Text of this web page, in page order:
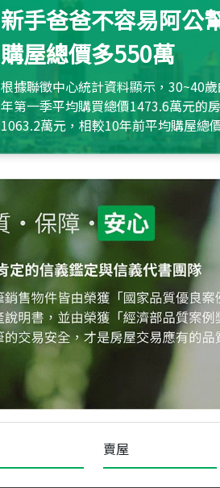
新手爸爸不容易阿公
購屋總價多550萬
根據聯徵中心統計資料顯示，30~40
年第一季平均購買總價1473.6萬元的
1063.2萬元，相較10年前平均購屋總
約550萬元，且貸款金額也多
賣屋